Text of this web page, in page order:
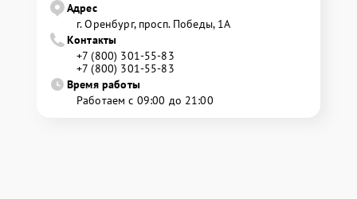
Адрес
г. Оренбург, просп. Победы, 1А
Контакты
+7 (800) 301-55-83
+7 (800) 301-55-83
Время работы
Работаем с 09:00 до 21:00